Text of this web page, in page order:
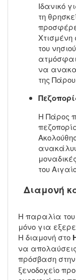
Ιδανικό
τη
του
να
της
Η Πάρος
του
Διαμονή
Η παραλία του
μόνο για
Η διαμονή στο
να
πρόσβαση
ξενοδοχείο